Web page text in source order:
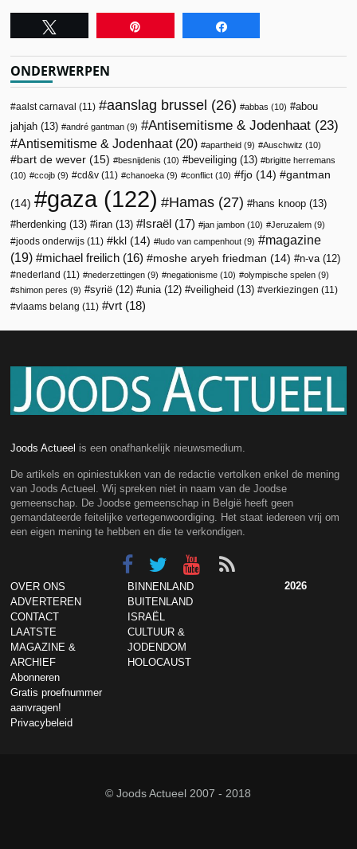
ONDERWERPEN
aalst carnaval (11) aanslag brussel (26) abbas (10)
abou
jahjah (13) andré gantman (9) Antisemitisme & Jodenhaat (23)
Antisemitisme & Jodenhaat(20) apartheid (9) Auschwitz (10)
bart de wever (15) besnijdenis (10) beveiliging (13)
brigitte herremans
(10)
ccojb (9) cd&v (11) chanoeka (9) conflict (10) fjo (14) gantman
(14) gaza(122) Hamas (27) hans knoop (13)
herdenking (13) iran (13) Israël (17) jan jambon (10) Jeruzalem (9)
joods onderwijs (11) kkl (14) ludo van campenhout (9)
magazine
(19)
michael freilich (16) moshe aryeh friedman (14) n-va(12)
nederland (11) nederzettingen (9) negationisme (10) olympische spelen (9)
shimon peres (9) syrië (12) unia(12) veiligheid (13) verkiezingen (11)
vlaams belang (11) vrt (18)
Joods Actueel is een onafhankelijk nieuwsmedium.
De artikels en opiniestukken van de redactie vertolken enkel de mening
van Joods Actueel. Wij spreken niet in naam van de Joodse
gemeenschap. De Joodse gemeenschap in België heeft geen
gemandateerde feitelijke vertegenwoordiging. Het staat iedereen vrij om
een eigen mening te hebben en die te verkondigen.
OVER ONS
ADVERTEREN
CONTACT
LAATSTE
MAGAZINE &
ARCHIEF
Abonneren
Gratis proefnummer
aanvragen!
Privacybeleid
BINNENLAND
BUITENLAND
ISRAËL
CULTUUR &
JODENDOM
HOLOCAUST
2026
© Joods Actueel 2007 - 2018